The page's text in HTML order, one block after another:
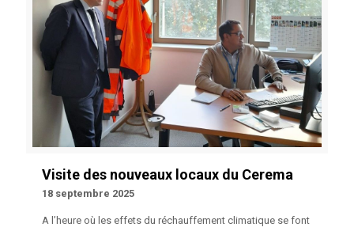
Visite des nouveaux locaux du Cerema
18 septembre 2025
A l’heure où les effets du réchauffement climatique se font